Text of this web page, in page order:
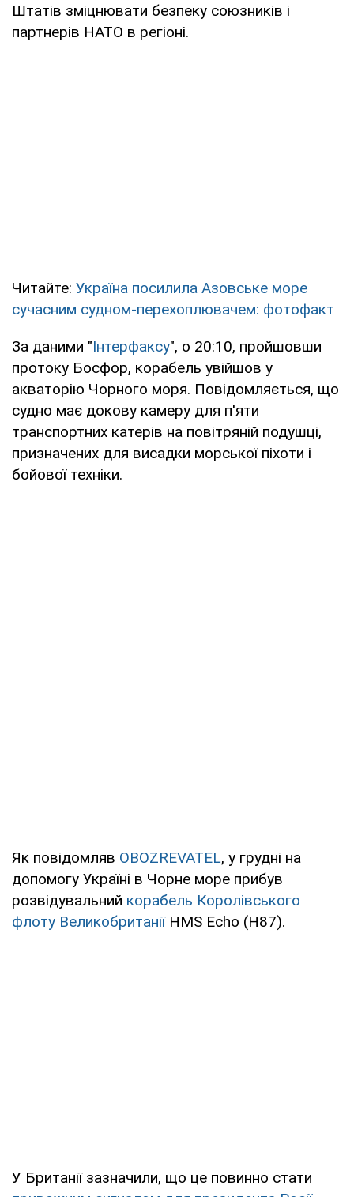
Штатів зміцнювати безпеку союзників і
партнерів НАТО в регіоні.
Читайте: Україна посилила Азовське море
сучасним судном-перехоплювачем: фотофакт
За даними "Інтерфаксу", о 20:10, пройшовши
протоку Босфор, корабель увійшов у
акваторію Чорного моря. Повідомляється, що
судно має докову камеру для п'яти
транспортних катерів на повітряній подушці,
призначених для висадки морської піхоти і
бойової техніки.
Як повідомляв OBOZREVATEL, у грудні на
допомогу Україні в Чорне море прибув
розвідувальний корабель Королівського
флоту ВеликобританіїHMS Echo (H87).
У Британії зазначили, що це повинно стати